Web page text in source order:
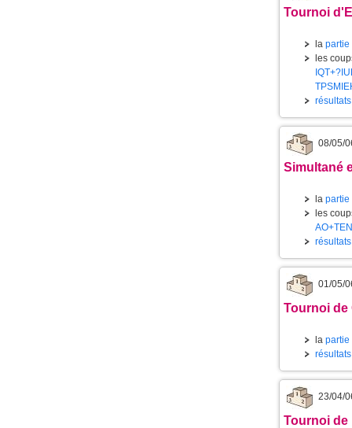
Tournoi
la partie
les
08/05/
Simultané
la partie
les
01/05/
Tournoi de
la partie
23/04/
Tournoi de